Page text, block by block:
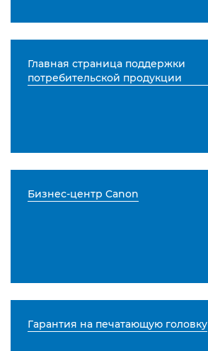
Главная страница поддержки
потребительской продукции
Бизнес-центр Canon
Гарантия на печатающую головку